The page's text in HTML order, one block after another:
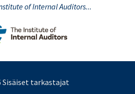
of Internal Auditors...
Sisäiset tarkastajat